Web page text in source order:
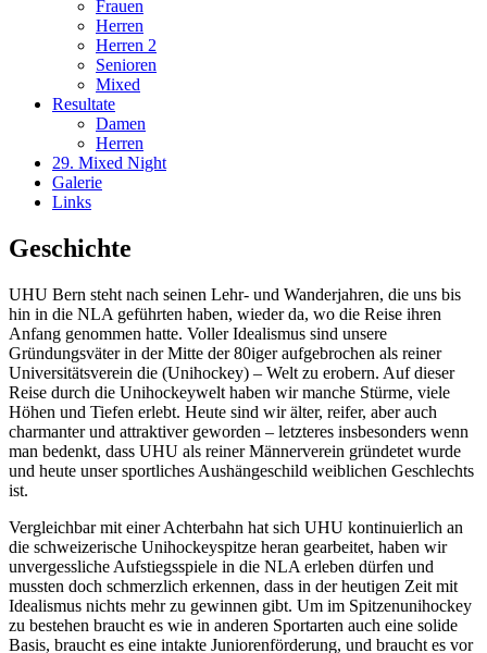
Frauen
Herren
Herren 2
Senioren
Mixed
Resultate
Damen
Herren
29. Mixed Night
Galerie
Links
Geschichte
UHU Bern steht nach seinen Lehr- und Wanderjahren, die uns bis
hin in die NLA geführten haben, wieder da, wo die Reise ihren
Anfang genommen hatte. Voller Idealismus sind unsere
Gründungsväter in der Mitte der 80iger aufgebrochen als reiner
Universitätsverein die (Unihockey) – Welt zu erobern. Auf dieser
Reise durch die Unihockeywelt haben wir manche Stürme, viele
Höhen und Tiefen erlebt. Heute sind wir älter, reifer, aber auch
charmanter und attraktiver geworden – letzteres insbesonders wenn
man bedenkt, dass UHU als reiner Männerverein gründetet wurde
und heute unser sportliches Aushängeschild weiblichen Geschlechts
ist.
Vergleichbar mit einer Achterbahn hat sich UHU kontinuierlich an
die schweizerische Unihockeyspitze heran gearbeitet, haben wir
unvergessliche Aufstiegsspiele in die NLA erleben dürfen und
mussten doch schmerzlich erkennen, dass in der heutigen Zeit mit
Idealismus nichts mehr zu gewinnen gibt. Um im Spitzenunihockey
zu bestehen braucht es wie in anderen Sportarten auch eine solide
Basis, braucht es eine intakte Juniorenförderung, und braucht es vor